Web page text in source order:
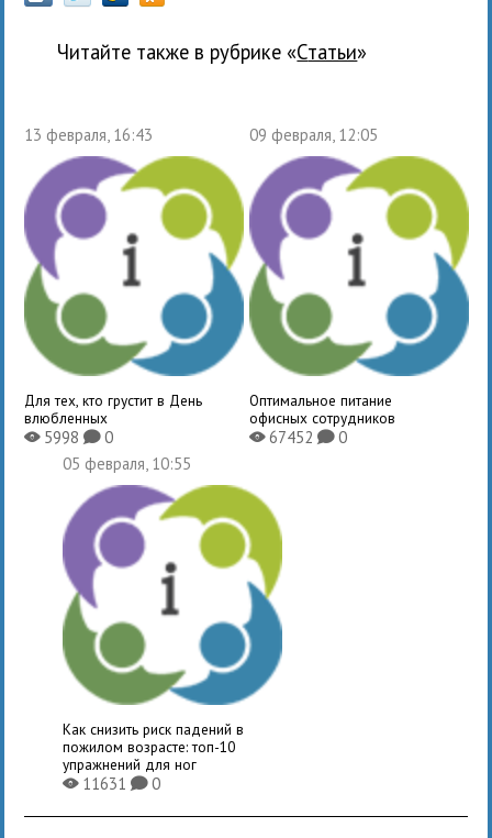
Читайте также в рубрике « Статьи»
13 февраля, 16:43
Для тех, кто грустит в День
влюбленных
X5998K0
09 февраля, 12:05
Оптимальное питание
офисных сотрудников
X67452 K0
05 февраля, 10:55
Как снизить риск падений в
пожилом возрасте: топ-10
упражнений для ног
X11631K0